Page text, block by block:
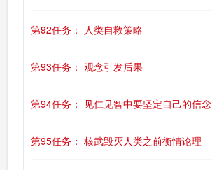
第92任务： 人类自救策略
第93任务： 观念引发后果
第94任务： 见仁见智中要坚定自己的信念
第95任务： 核武毁灭人类之前衡情论理